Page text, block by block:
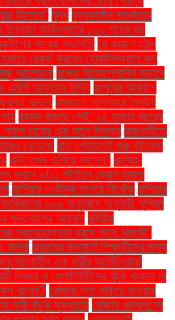
হিসেবে" যুদ্ধ যুদ্ধকালীন সতর্কতার
উন্নয়ন অধিদপ্তরে ১২০ পদের বড়
সাবেক সভাপতি যে কারণে হঠাৎ
রেকর্ড করবেন হোয়াটসঅ্যাপ কল
আলোচনা রক্তে হিমোগ্লোবিন বাড়াবে
এমপি আফতাব উদ্দিন রংপুরের আকাশে
ভান্ডার রমজানে আল্লাহর নৈকট্য
রহস্য বাড়ছে সেই '২৫ হাজার বছরের
সফল চাষের এক নতুন দিগন্ত রাজধানীতে
আরও বেড়েছে রাত পোহালেই শুরু বইমেলা
রানি তখন এগিয়ে আসেন" রাশিয়া-
ভবনে ৯/১১ স্টাইলে ড্রোন হামলা
রাশিয়ার ওখটস্ক সাগরে নিখোঁজ রাশিয়ার
সংবিধানের ১০৬ অনুচ্ছেদ অনুযায়ী সুপ্রিম
পদত্যাগের আহ্বান রাষ্ট্রীয়
গ্রহণযোগ্যতা হ্রাস পাবে: রিজভী"
কমলা রাহাতের কনসার্টে শিক্ষার্থীদের জন্য
এক নারীর আর্তচিৎকার'
লিভার ও হেপাটাইটিসের ঝুঁকি থাকবে না
খাবেন? রোজায় গলা শুকিয়ে যাওয়ার
নারী বাঁচুক সুস্থতায় রোজার খাদ্যপণ্যে